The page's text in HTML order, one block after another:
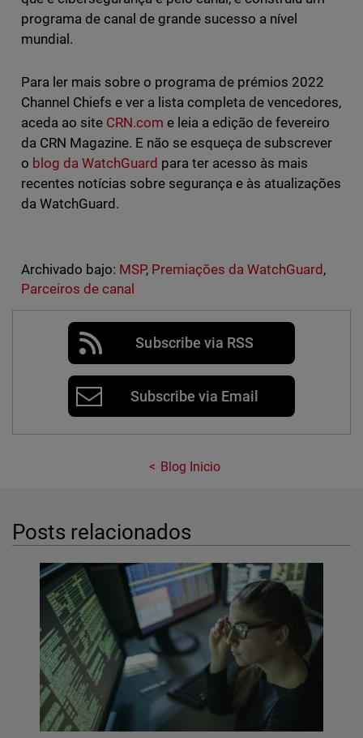
programa de canal de grande sucesso a nível
mundial.
Para ler mais sobre o programa de prémios 2022
Channel Chiefs e ver a lista completa de vencedores,
aceda ao site CRN.com e leia a edição de fevereiro
da CRN Magazine. E não se esqueça de subscrever
o blog da WatchGuard para ter acesso às mais
recentes notícias sobre segurança e às atualizações
da WatchGuard.
Archivado bajo: MSP, Premiações da WatchGuard ,
Parceiros de canal
Subscribe via RSS
Subscribe via Email
Blog Inicio
Posts relacionados